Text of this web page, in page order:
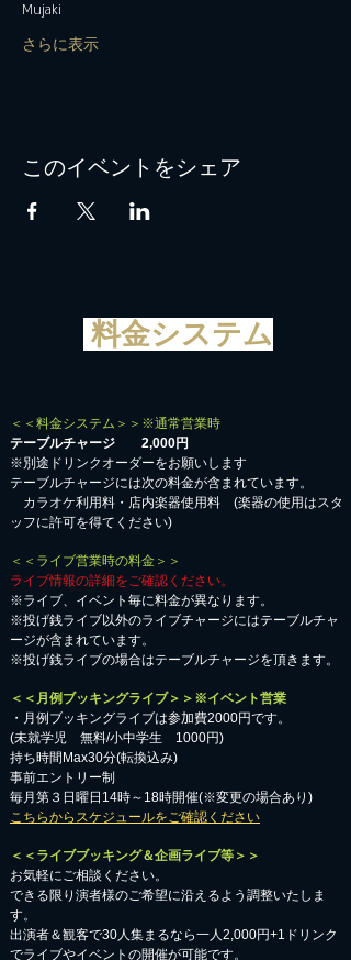
Mujaki
さらに表示
このイベントをシェア
料金システム
＜＜料金システム＞＞※通常営業時
テーブルチャージ 2,000円
※別途ドリンクオーダーをお願いします
テーブルチャージには次の料金が含まれています。
カラオケ利用料・店内楽器使用料 (楽器の使用はスタ
ッフに許可を得てください)
＜＜ライブ営業時の料金＞＞
ライブ情報の詳細をご確認ください。
※ライブ、イベント毎に料金が異なります。
※投げ銭ライブ以外のライブチャージにはテーブルチャ
ージが含まれています。
※投げ銭ライブの場合はテーブルチャージを頂きます。
＜＜月例ブッキングライブ＞＞※イベント営業
・月例ブッキングライブは参加費2000円です。
​(未就学児 無料/小中学生 1000円)
持ち時間Max30分(転換込み)
事前エントリー制
毎月第３日曜日14時～18時開催(※変更の場合あり)
こちらからスケジュールをご確認ください
＜＜ライブブッキング＆企画ライブ等＞＞
お気軽にご相談ください。​
​できる限り演者様のご希望に沿えるよう調整いたしま
す。
出演者＆観客で30人集まるなら一人2,000円+1ドリンク
でライブやイベントの開催が可能です。